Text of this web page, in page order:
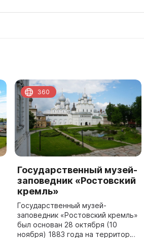
Государственный музей-
заповедник «Ростовский
кремль»
Государственный музей-
заповедник «Ростовский кремль»
был основан 28 октября (10
ноября) 1883 года на территории
360